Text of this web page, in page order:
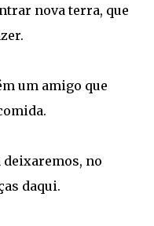
nova terra, que
um amigo que
no
daqui.